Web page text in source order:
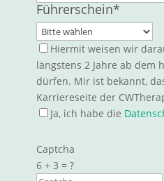
Führerschein*
Hiermit weisen wir
längstens 2 Jahre ab dem
dürfen. Mir ist bekannt,
Karriereseite der
Ja, ich habe die
Captcha
6 + 3 = ?